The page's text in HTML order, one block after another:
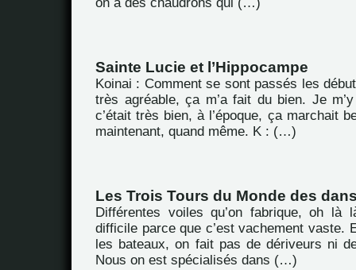
Sainte Lucie et l’Hippocampe
Koinai : Comment se sont passés les
très agréable, ça m’a fait du bien. Je
c’était très bien, à l’époque, ça marchait
maintenant, quand même. K : (…)
Les Trois Tours du Monde des
Différentes voiles qu’on fabrique, oh là
difficile parce que c’est vachement vaste.
les bateaux, on fait pas de dériveurs ni
Nous on est spécialisés dans (…)